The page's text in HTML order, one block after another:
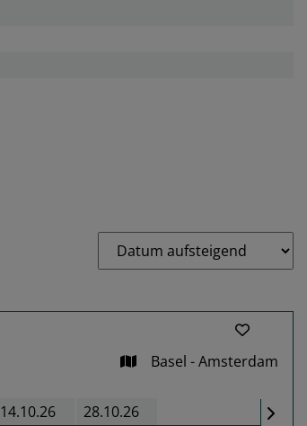
Basel - Amsterdam
14.10.26 28.10.26